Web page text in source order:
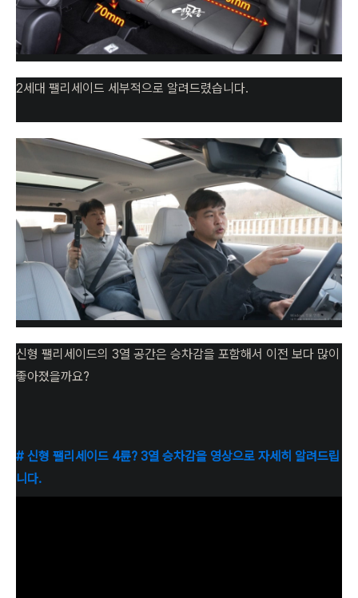
2세대 팰리세이드 세부적으로 알려드렸습니다.
신형 팰리세이드의 3열 공간은 승차감을 포함해서 이전 보다 많이
좋아졌을까요?
# 신형 팰리세이드 4륜? 3열 승차감을 영상으로 자세히 알려드립
니다.